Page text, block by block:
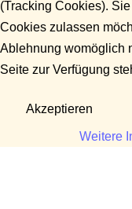
(Tracking Cookies).
Cookies zulassen
Ablehnung womöglich
Seite zur Verfügung
Akzeptieren
Weitere